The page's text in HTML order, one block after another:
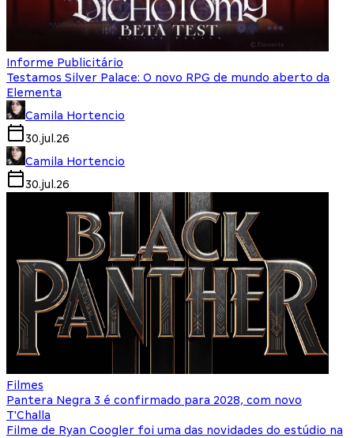
Informe Publicitário
Testamos Silver Palace: O novo RPG de mundo aberto da
Elementa
Camila Hortencio
30.jul.26
Camila Hortencio
30.jul.26
Filmes
Pantera Negra 3 é confirmado para 2028, com novo
T'Challa
Filme de Ryan Coogler foi uma das novidades do estúdio na